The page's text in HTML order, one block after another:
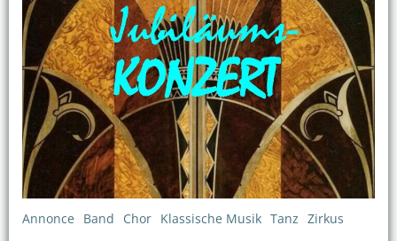
Annonce Band Chor Klassische Musik Tanz Zirkus